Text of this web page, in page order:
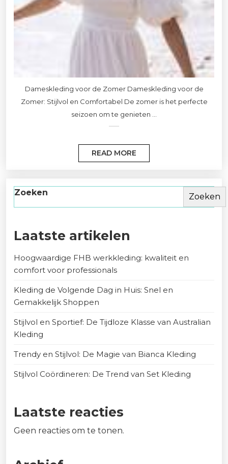
Dameskleding voor de Zomer Dameskleding voor de
Zomer: Stijlvol en Comfortabel De zomer is het perfecte
seizoen om te genieten ...
READ MORE
Zoeken Zoeken
Laatste artikelen
Hoogwaardige FHB werkkleding: kwaliteit en
comfort voor professionals
Kleding de Volgende Dag in Huis: Snel en
Gemakkelijk Shoppen
Stijlvol en Sportief: De Tijdloze Klasse van Australian
Kleding
Trendy en Stijlvol: De Magie van Bianca Kleding
Stijlvol Coördineren: De Trend van Set Kleding
Laatste reacties
Geen reacties om te tonen.